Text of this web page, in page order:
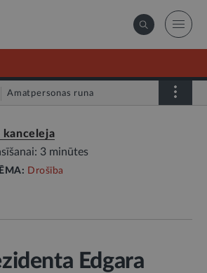
Amatpersonas runa
kanceleja
3 minūtes
Drošība
Edgara